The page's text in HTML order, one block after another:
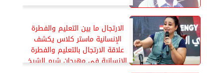
الارتجال ما بين التعليم والفطرة
الإنسانية ماستر كلاس يكشف
علاقة الارتجال بالتعليم والفطرة
الإنسانية في مهرجان شرم الشيخ